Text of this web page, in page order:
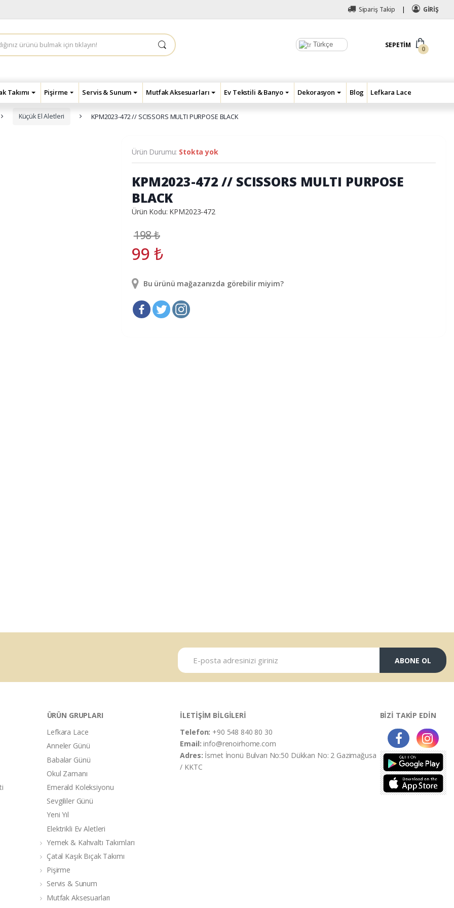
Sipariş Takip GİRİŞ
Türkçe SEPETIM
0
Takımı Pişirme Servis & Sunum Mutfak Aksesuarları Ev Tekstili & Banyo Dekorasyon Blog Lefkara Lace
Küçük El Aletleri KPM2023-472 // SCISSORS MULTI PURPOSE BLACK
Ürün Durumu: Stokta yok
KPM2023-472 // SCISSORS MULTI PURPOSE
BLACK
Ürün Kodu: KPM2023-472
198₺
99 ₺
Bu ürünü mağazanızda görebilir miyim?
ABONE OL
ÜRÜN GRUPLARI
Lefkara Lace
Anneler Günü
Babalar Günü
Okul Zamanı
Emerald Koleksiyonu
Sevgililer Günü
Yeni Yıl
Elektrikli Ev Aletleri
Yemek & Kahvaltı Takımları
Çatal Kaşık Bıçak Takımı
Pişirme
Servis & Sunum
Mutfak Aksesuarları
İLETİŞİM BİLGİLERİ
Telefon: +90 548 840 80 30
Email:info@renoirhome.com
Adres: İsmet İnonü Bulvarı No:50 Dükkan No: 2 Gazimağusa
/ KKTC
BİZİ TAKİP EDİN